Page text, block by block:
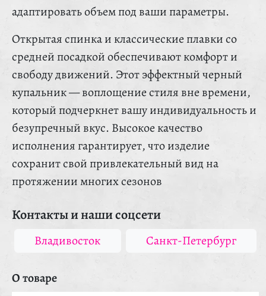
адаптировать объем под ваши параметры.
Открытая спинка и классические плавки со
средней посадкой обеспечивают комфорт и
свободу движений. Этот эффектный черный
купальник — воплощение стиля вне времени,
который подчеркнет вашу индивидуальность и
безупречный вкус. Высокое качество
исполнения гарантирует, что изделие
сохранит свой привлекательный вид на
протяжении многих сезонов
Контакты и наши соцсети
Владивосток Санкт-Петербург
О товаре